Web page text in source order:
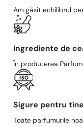
Am găsit echilibrul
Ingrediente de
În producerea
Sigure pentru
Toate parfumurile